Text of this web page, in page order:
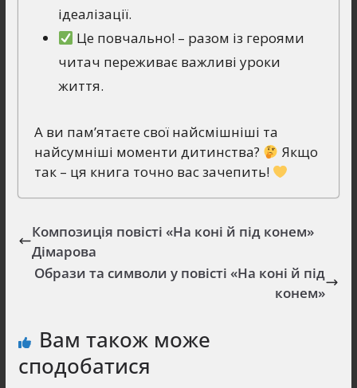
ідеалізації.
Це повчально! – разом із героями
читач переживає важливі уроки
життя.
А ви пам’ятаєте свої найсмішніші та
найсумніші моменти дитинства?
Якщо
так – ця книга точно вас зачепить!
Композиція повісті «На коні й під конем»
Дімарова
Образи та символи у повісті «На коні й під
конем»
Вам також може
сподобатися